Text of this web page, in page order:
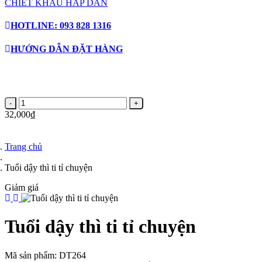
CHIẾT KHẤU HẤP DẪN
HOTLINE: 093 828 1316
HƯỚNG DẪN ĐẶT HÀNG
32,000₫
Trang chủ
Tuổi dậy thì ti tỉ chuyện
Giảm giá
Tuổi dậy thì ti tỉ chuyện
Mã sản phẩm: DT264